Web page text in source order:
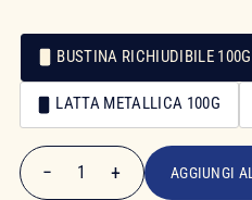
Confezionamento
Confezionamento
BUSTINA RICHIUDIBILE 100G
LATTA METALLICA 100G
8,80 €
− 1 + AGGIUNGI